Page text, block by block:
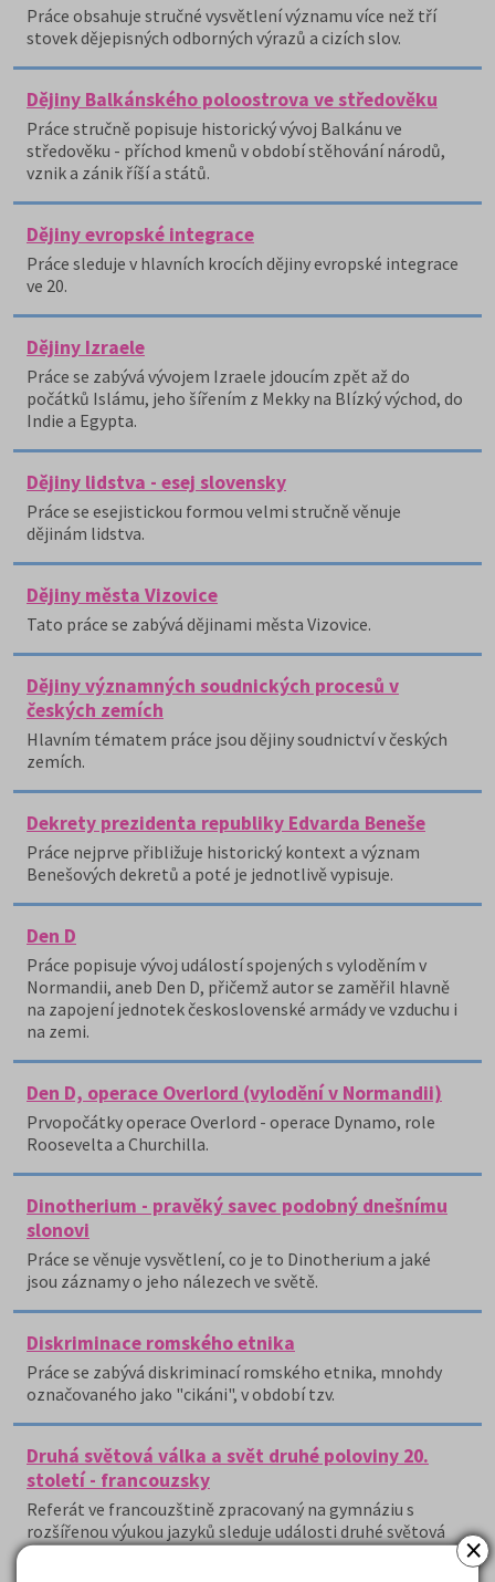
×
Práce obsahuje stručné vysvětlení významu více než tří
stovek dějepisných odborných výrazů a cizích slov.
Dějiny Balkánského poloostrova ve středověku
Práce stručně popisuje historický vývoj Balkánu ve
středověku - příchod kmenů v období stěhování národů,
vznik a zánik říší a států.
Dějiny evropské integrace
Práce sleduje v hlavních krocích dějiny evropské integrace
ve 20.
Dějiny Izraele
Práce se zabývá vývojem Izraele jdoucím zpět až do
počátků Islámu, jeho šířením z Mekky na Blízký východ, do
Indie a Egypta.
Dějiny lidstva - esej slovensky
Práce se esejistickou formou velmi stručně věnuje
dějinám lidstva.
Dějiny města Vizovice
Tato práce se zabývá dějinami města Vizovice.
Dějiny významných soudnických procesů v
českých zemích
Hlavním tématem práce jsou dějiny soudnictví v českých
zemích.
Dekrety prezidenta republiky Edvarda Beneše
Práce nejprve přibližuje historický kontext a význam
Benešových dekretů a poté je jednotlivě vypisuje.
Den D
Práce popisuje vývoj událostí spojených s vyloděním v
Normandii, aneb Den D, přičemž autor se zaměřil hlavně
na zapojení jednotek československé armády ve vzduchu i
na zemi.
Den D, operace Overlord (vylodění v Normandii)
Prvopočátky operace Overlord - operace Dynamo, role
Roosevelta a Churchilla.
Dinotherium - pravěký savec podobný dnešnímu
slonovi
Práce se věnuje vysvětlení, co je to Dinotherium a jaké
jsou záznamy o jeho nálezech ve světě.
Diskriminace romského etnika
Práce se zabývá diskriminací romského etnika, mnohdy
označovaného jako "cikáni", v období tzv.
Druhá světová válka a svět druhé poloviny 20.
století - francouzsky
Referát ve francouzštině zpracovaný na gymnáziu s
rozšířenou výukou jazyků sleduje události druhé světová
války a světové dění v druhé polovině 20.